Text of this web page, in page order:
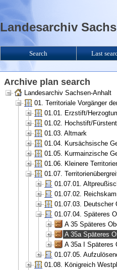
Archive plan search
Landesarchiv Sachsen-Anhalt
01. Territoriale Vorgänger
01.01. Erzstift/
01.02. Hochstift/
01.03. Altmark
01.04. Kursächsische
01.05. Kurmainzische
01.06. Kleinere
01.07.
01.07.01.
01.07.02.
01.07.03. Deutscher
01.07.04. Späteres
A 35 Späteres
A 35a Späteres
A 35a I Späteres
01.07.05.
01.08. Königreich
Landesarchiv
Search Last